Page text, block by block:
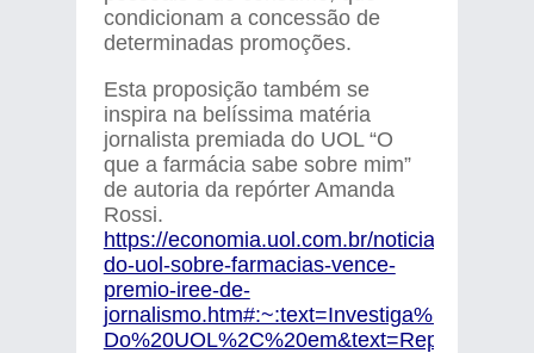
condicionam a concessão de
determinadas promoções.
Esta proposição também se
inspira na belíssima matéria
jornalista premiada do UOL “O
que a farmácia sabe sobre mim”
de autoria da repórter Amanda
Rossi.
https://economia.uol.com.br/noticias/
do-uol-sobre-farmacias-vence-
premio-iree-de-